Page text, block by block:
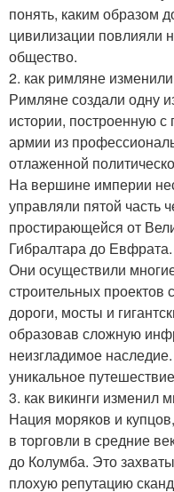
понять, каким образом
цивилизации повлияли
общество.
2. как римляне
Римляне создали одну
истории, построенную
армии из
отлаженной
На вершине империи
управляли пятой часть
простирающейся от
Гибралтара до Евфрата.
Они осуществили
строительных проектов
дороги, мосты и
образовав сложную
неизгладимое
уникальное
3. как викинги изменил
Нация моряков и
в торговли в средние
до Колумба. Это
плохую репутацию